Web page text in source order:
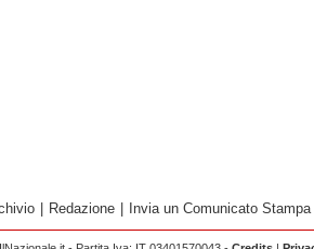
Redazione Invia un Comunicato Stampa